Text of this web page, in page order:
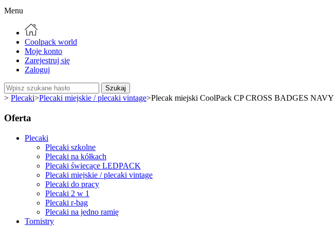
Menu
Coolpack world
Moje konto
Zarejestruj się
Zaloguj
Szukaj
> Plecaki>Plecaki miejskie / plecaki vintage>Plecak miejski CoolPack CP CROSS BADGES NAVY
Oferta
Plecaki
Plecaki szkolne
Plecaki na kółkach
Plecaki świecące LEDPACK
Plecaki miejskie / plecaki vintage
Plecaki do pracy
Plecaki 2 w 1
Plecaki r-bag
Plecaki na jedno ramię
Tornistry